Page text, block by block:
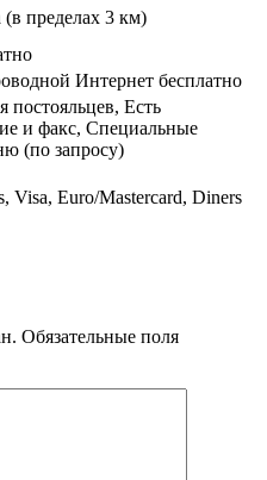
пределах 3 км)
Интернет бесплатно
постояльцев, Есть
и факс, Специальные
(по запросу)
Visa, Euro/Mastercard, Diners
Обязательные поля